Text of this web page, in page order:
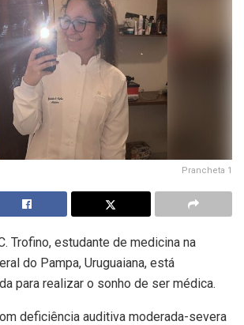
Prancheta 1
Trofino, estudante de medicina na
do Pampa, Uruguaiana, está
para realizar o sonho de ser médica.
deficiência auditiva moderada-severa